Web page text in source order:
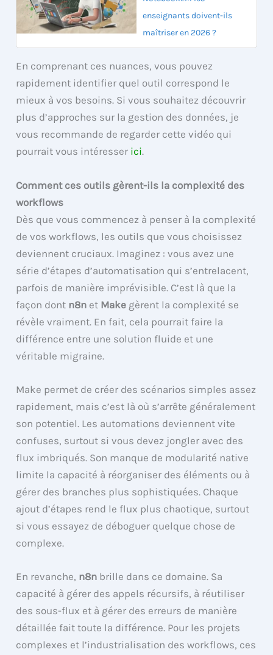
enseignants doivent-ils
maîtriser en 2026 ?
En comprenant ces nuances, vous pouvez
rapidement identifier quel outil correspond le
mieux à vos besoins. Si vous souhaitez découvrir
plus d’approches sur la gestion des données, je
vous recommande de regarder cette vidéo qui
pourrait vous intéresser ici.
Comment ces outils gèrent-ils la complexité des
workflows
Dès que vous commencez à penser à la complexité
de vos workflows, les outils que vous choisissez
deviennent cruciaux. Imaginez : vous avez une
série d’étapes d’automatisation qui s’entrelacent,
parfois de manière imprévisible. C’est là que la
façon dont n8n et Make gèrent la complexité se
révèle vraiment. En fait, cela pourrait faire la
différence entre une solution fluide et une
véritable migraine.
Make permet de créer des scénarios simples assez
rapidement, mais c’est là où s’arrête généralement
son potentiel. Les automations deviennent vite
confuses, surtout si vous devez jongler avec des
flux imbriqués. Son manque de modularité native
limite la capacité à réorganiser des éléments ou à
gérer des branches plus sophistiquées. Chaque
ajout d’étapes rend le flux plus chaotique, surtout
si vous essayez de déboguer quelque chose de
complexe.
En revanche, n8n brille dans ce domaine. Sa
capacité à gérer des appels récursifs, à réutiliser
des sous-flux et à gérer des erreurs de manière
détaillée fait toute la différence. Pour les projets
complexes et l’industrialisation des workflows, ces